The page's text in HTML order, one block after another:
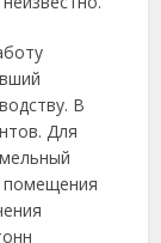
В
Для
помещения